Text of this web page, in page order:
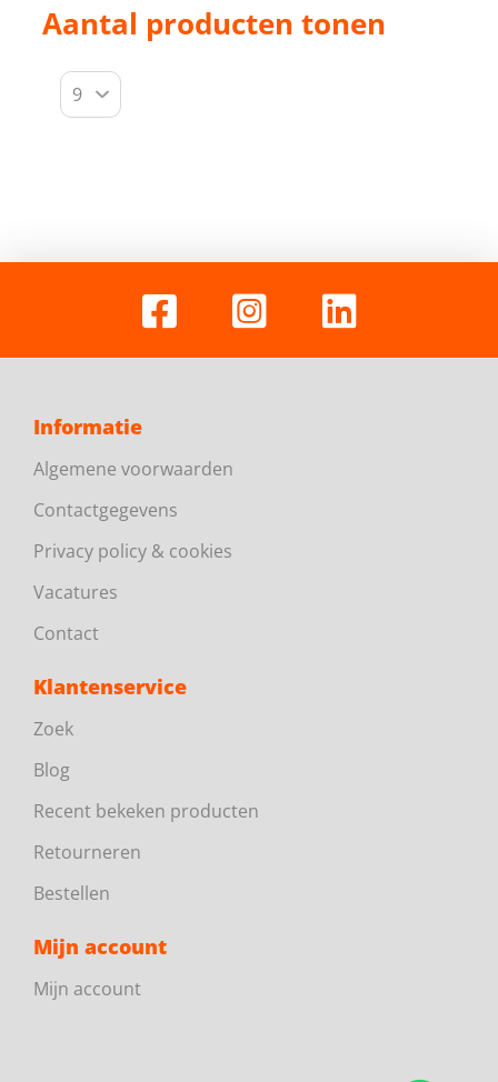
Aantal producten tonen
Informatie
Algemene voorwaarden
Contactgegevens
Privacy policy & cookies
Vacatures
Contact
Klantenservice
Zoek
Blog
Recent bekeken producten
Retourneren
Bestellen
Mijn account
Mijn account